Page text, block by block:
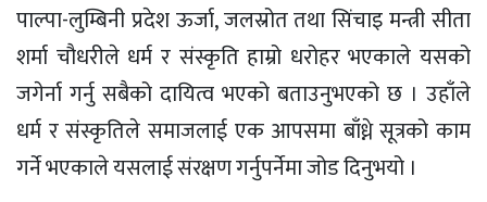
पाल्पा-लुम्बिनी प्रदेश ऊर्जा, जलस्रोत तथा सिंचाइ मन्त्री सीता
शर्मा चौधरीले धर्म र संस्कृति हाम्रो धरोहर भएकाले यसको
जगेर्ना गर्नु सबैको दायित्व भएको बताउनुभएको छ । उहाँले
धर्म र संस्कृतिले समाजलाई एक आपसमा बाँध्ने सूत्रको काम
गर्ने भएकाले यसलाई संरक्षण गर्नुपर्नेमा जोड दिनुभयो ।